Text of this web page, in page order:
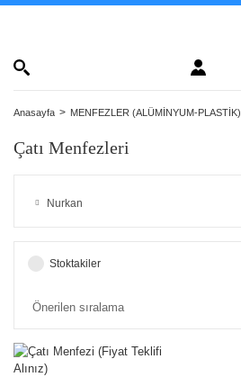
Anasayfa MENFEZLER (ALÜMİNYUM-PLASTİK)
Çatı Menfezleri
Nurkan
Stoktakiler